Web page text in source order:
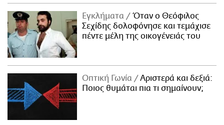
Εγκλήματα
Όταν ο Θεόφιλος
Σεχίδης δολοφόνησε και τεμάχισε
πέντε μέλη της οικογένειάς του
Οπτική Γωνία
Αριστερά και δεξιά:
Ποιος θυμάται πια τι σημαίνουν;